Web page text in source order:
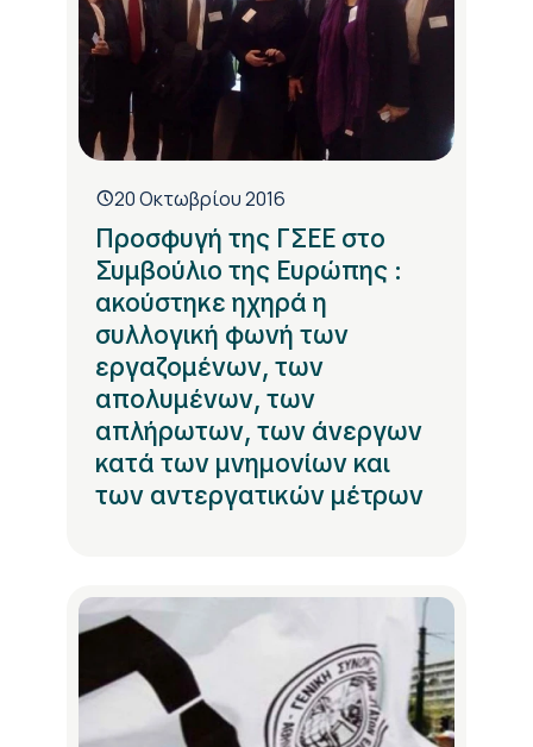
20 Οκτωβρίου 2016
Προσφυγή της ΓΣΕΕ στο
Συμβούλιο της Ευρώπης :
ακούστηκε ηχηρά η
συλλογική φωνή των
εργαζομένων, των
απολυμένων, των
απλήρωτων, των άνεργων
κατά των μνημονίων και
των αντεργατικών μέτρων